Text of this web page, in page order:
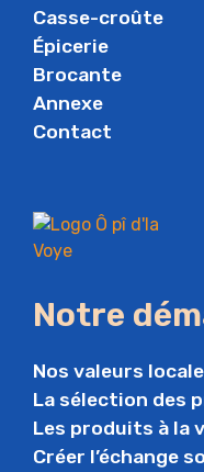
Casse-croûte
Épicerie
Brocante
Annexe
Contact
Notre
Nos valeurs
La sélection des
Les produits à la
Créer l’échange